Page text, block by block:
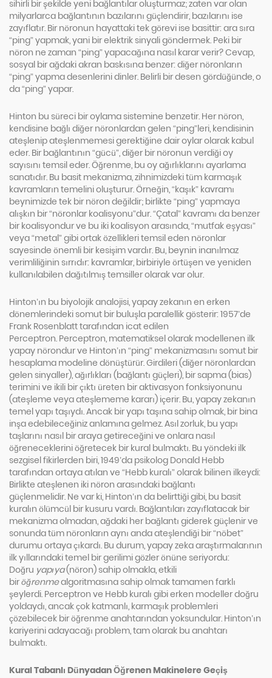
sihirli bir şekilde yeni bağlantılar oluşturmaz; zaten var olan
milyarlarca bağlantının bazılarını güçlendirir, bazılarını ise
zayıflatır. Bir nöronun hayattaki tek görevi ise basittir: ara sıra
“ping” yapmak, yani bir elektrik sinyali göndermek. Peki bir
nöron ne zaman “ping” yapacağına nasıl karar verir? Cevap,
sosyal bir ağdaki akran baskısına benzer: diğer nöronların
“ping” yapma desenlerini dinler. Belirli bir desen gördüğünde, o
da “ping” yapar.
Hinton bu süreci bir oylama sistemine benzetir. Her nöron,
kendisine bağlı diğer nöronlardan gelen “ping”leri, kendisinin
ateşlenip ateşlenmemesi gerektiğine dair oylar olarak kabul
eder. Bir bağlantının “gücü”, diğer bir nöronun verdiği oy
sayısını temsil eder. Öğrenme, bu oy ağırlıklarını ayarlama
sanatıdır. Bu basit mekanizma, zihnimizdeki tüm karmaşık
kavramların temelini oluşturur. Örneğin, “kaşık” kavramı
beynimizde tek bir nöron değildir; birlikte “ping” yapmaya
alışkın bir “nöronlar koalisyonu”dur. “Çatal” kavramı da benzer
bir koalisyondur ve bu iki koalisyon arasında, “mutfak eşyası”
veya “metal” gibi ortak özellikleri temsil eden nöronlar
sayesinde önemli bir kesişim vardır. Bu, beynin inanılmaz
verimliliğinin sırrıdır: kavramlar, birbiriyle örtüşen ve yeniden
kullanılabilen dağıtılmış temsiller olarak var olur.
Hinton’ın bu biyolojik analojisi, yapay zekanın en erken
dönemlerindeki somut bir buluşla paralellik gösterir: 1957’de
Frank Rosenblatt tarafından icat edilen
Perceptron. Perceptron, matematiksel olarak modellenen ilk
yapay nörondur ve Hinton’ın “ping” mekanizmasını somut bir
hesaplama modeline dönüştürür. Girdileri (diğer nöronlardan
gelen sinyaller), ağırlıkları (bağlantı güçleri), bir sapma (bias)
terimini ve ikili bir çıktı üreten bir aktivasyon fonksiyonunu
(ateşleme veya ateşlememe kararı) içerir. Bu, yapay zekanın
temel yapı taşıydı. Ancak bir yapı taşına sahip olmak, bir bina
inşa edebileceğiniz anlamına gelmez. Asıl zorluk, bu yapı
taşlarını nasıl bir araya getireceğini ve onlara nasıl
öğreneceklerini öğretecek bir kural bulmaktı. Bu yöndeki ilk
sezgisel fikirlerden biri, 1949’da psikolog Donald Hebb
tarafından ortaya atılan ve “Hebb kuralı” olarak bilinen ilkeydi:
Birlikte ateşlenen iki nöron arasındaki bağlantı
güçlenmelidir. Ne var ki, Hinton’ın da belirttiği gibi, bu basit
kuralın ölümcül bir kusuru vardı. Bağlantıları zayıflatacak bir
mekanizma olmadan, ağdaki her bağlantı giderek güçlenir ve
sonunda tüm nöronların aynı anda ateşlendiği bir “nöbet”
durumu ortaya çıkardı. Bu durum, yapay zeka araştırmalarının
ilk yıllarındaki temel bir gerilimi gözler önüne seriyordu:
Doğru yapıya(nöron) sahip olmakla, etkili
biröğrenmealgoritmasına sahip olmak tamamen farklı
şeylerdi. Perceptron ve Hebb kuralı gibi erken modeller doğru
yoldaydı, ancak çok katmanlı, karmaşık problemleri
çözebilecek bir öğrenme anahtarından yoksundular. Hinton’ın
kariyerini adayacağı problem, tam olarak bu anahtarı
bulmaktı.
Kural Tabanlı Dünyadan Öğrenen Makinelere Geçiş